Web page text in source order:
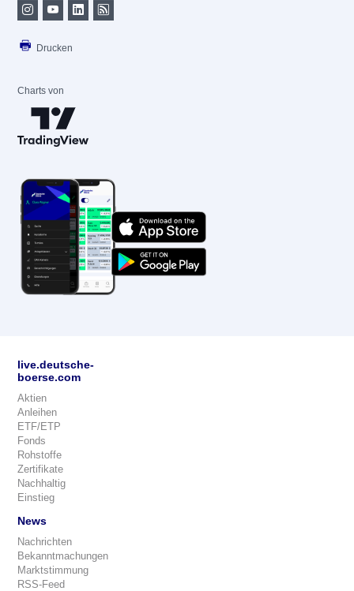
Drucken
Charts von
live.deutsche-
boerse.com
Aktien
Anleihen
ETF/ETP
Fonds
Rohstoffe
Zertifikate
Nachhaltig
Einstieg
News
Nachrichten
Bekanntmachungen
Marktstimmung
RSS-Feed